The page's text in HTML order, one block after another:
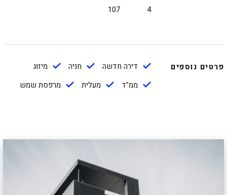
4
107
פרטים נוספים דירה חדשה חניה
מיזוג
ממ"ד
מעלית מרפסת שמש